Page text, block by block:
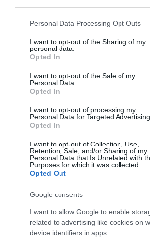
Please note that this website/app uses one
not limited to your visit or usage behaviour.
grant or deny consent to Google and its
use your data for below specified purposes
consent section.
Personal Data Processing Opt Outs
I want to opt-out of the Sharing of my
personal data.
Opted In
I want to opt-out of the Sale of my
Personal Data.
Opted In
I want to opt-out of processing my
Personal Data for Targeted Advertising.
Opted In
I want to opt-out of Collection, Use,
Retention, Sale, and/or Sharing of my
Personal Data that Is Unrelated with
Purposes for which it was collected.
Opted Out
Google consents
I want to allow Google to enable
related to advertising like cookies on
device identifiers in apps.
Αναφερόμενος στον Νετανιάχου,
δήλωσε χαρακτηριστικά: «Γιατί
να εξαπολύσει αυτή την επίθεση;
Του το έκανα ξεκάθαρο. Δεν έχει
το είπα ξεκάθαρα.»
Η ευρύτερη εικόνα
Ο Τραμπ υποστήριξε ότι η
θα είναι επωφελής και για το
σύμφωνα με τους ισχυρισμούς του
αποτρέψει το Ιράν από την
όπλου, θα προβλέπει την
διάθεση του πυρηνικού υλικού και
αιφνιδιαστικές επιθεωρήσεις στις
πυρηνικές εγκαταστάσεις.